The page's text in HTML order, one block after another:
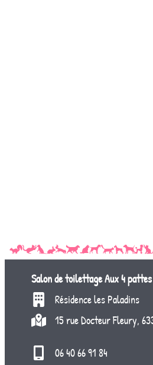
Salon de toilettageAux 4 pattes
Résidence les Paladins
15 rue Docteur Fleury,
06 40 66 91 84